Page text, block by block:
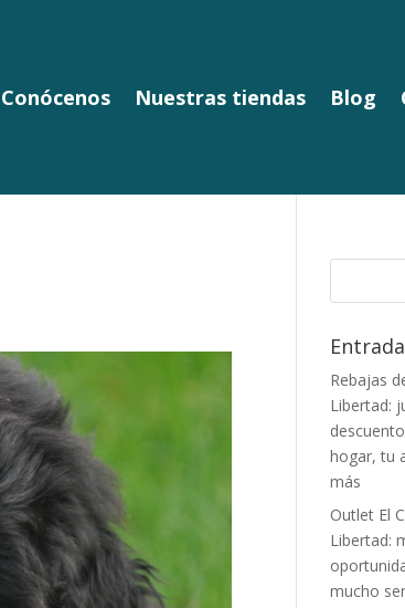
Conócenos Nuestras tiendas Blog
Rebajas
Libertad:
hogar, tu
más
Outlet El
Libertad:
mucho